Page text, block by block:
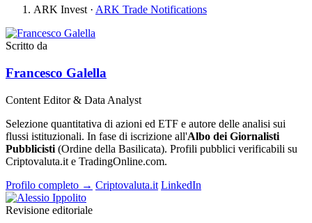
ARK Invest · ARK Trade Notifications
Scritto da
Francesco Galella
Content Editor & Data Analyst
Selezione quantitativa di azioni ed ETF e autore delle analisi sui
flussi istituzionali. In fase di iscrizione all'Albo dei Giornalisti
Pubblicisti (Ordine della Basilicata). Profili pubblici verificabili su
Criptovaluta.it e TradingOnline.com.
Profilo completo → Criptovaluta.it LinkedIn
Revisione editoriale